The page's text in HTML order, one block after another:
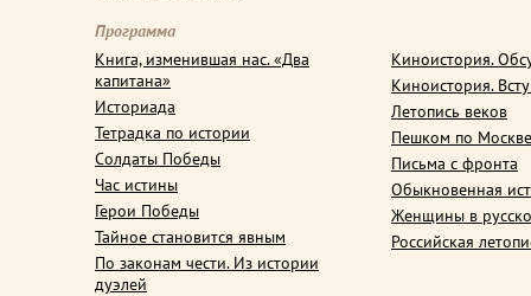
Программа
Книга, изменившая нас. «Два
капитана»
Историада
Тетрадка по истории
Солдаты Победы
Час истины
Герои Победы
Тайное становится явным
По законам чести. Из истории
дуэлей
Киноистория.
Киноистория.
Летопись веков
Пешком по Москве
Письма с фронта
Обыкновенная
Женщины в
Российская